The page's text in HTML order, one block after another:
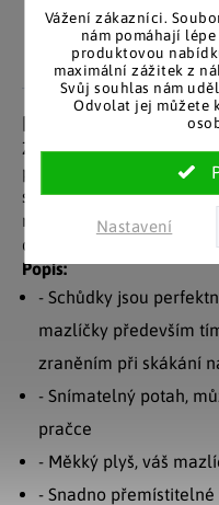
Vážení zákazníci.
nám pomáhají
produktovou
maximální zážitek z
Svůj souhlas nám
Odvolat jej můžete
Nastavení
Za desítky let na trhu
nasbírali stovky tisíc
spokojených
Detailní popis
Zejména starší domácí
problémy s pohyblivostí.
schody pro psy PawHut.
nebo zvláště malí psi
do auta.
Popis:
- Schůdky jsou
mazlíčky především
zraněním při skákání
- Snímatelný potah,
pračce
- Měkký plyš, váš
- Snadno přemístitelné